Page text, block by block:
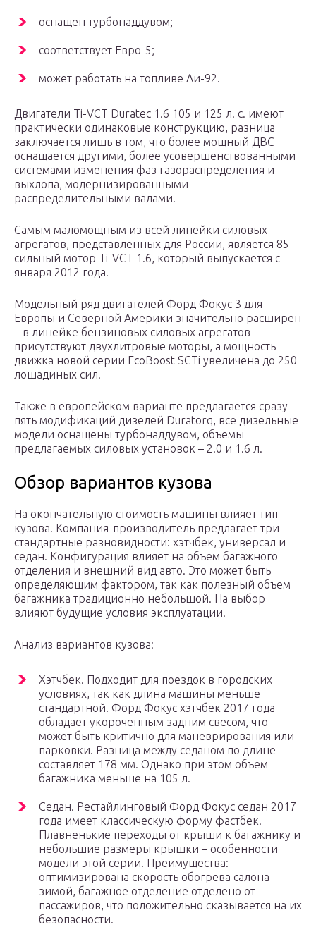
оснащен турбонаддувом;
соответствует Евро-5;
может работать на топливе Аи-92.
Двигатели Ti-VCT Duratec 1.6 105 и 125 л. с. имеют
практически одинаковые конструкцию, разница
заключается лишь в том, что более мощный ДВС
оснащается другими, более усовершенствованными
системами изменения фаз газораспределения и
выхлопа, модернизированными
распределительными валами.
Самым маломощным из всей линейки силовых
агрегатов, представленных для России, является 85-
сильный мотор Ti-VCT 1.6, который выпускается с
января 2012 года.
Модельный ряд двигателей Форд Фокус 3 для
Европы и Северной Америки значительно расширен
– в линейке бензиновых силовых агрегатов
присутствуют двухлитровые моторы, а мощность
движка новой серии EcoBoost SCTi увеличена до 250
лошадиных сил.
Также в европейском варианте предлагается сразу
пять модификаций дизелей Duratorq, все дизельные
модели оснащены турбонаддувом, объемы
предлагаемых силовых установок – 2.0 и 1.6 л.
Обзор вариантов кузова
На окончательную стоимость машины влияет тип
кузова. Компания-производитель предлагает три
стандартные разновидности: хэтчбек, универсал и
седан. Конфигурация влияет на объем багажного
отделения и внешний вид авто. Это может быть
определяющим фактором, так как полезный объем
багажника традиционно небольшой. На выбор
влияют будущие условия эксплуатации.
Анализ вариантов кузова:
Хэтчбек. Подходит для поездок в городских
условиях, так как длина машины меньше
стандартной. Форд Фокус хэтчбек 2017 года
обладает укороченным задним свесом, что
может быть критично для маневрирования или
парковки. Разница между седаном по длине
составляет 178 мм. Однако при этом объем
багажника меньше на 105 л.
Седан. Рестайлинговый Форд Фокус седан 2017
года имеет классическую форму фастбек.
Плавненькие переходы от крыши к багажнику и
небольшие размеры крышки – особенности
модели этой серии. Преимущества:
оптимизирована скорость обогрева салона
зимой, багажное отделение отделено от
пассажиров, что положительно сказывается на их
безопасности.